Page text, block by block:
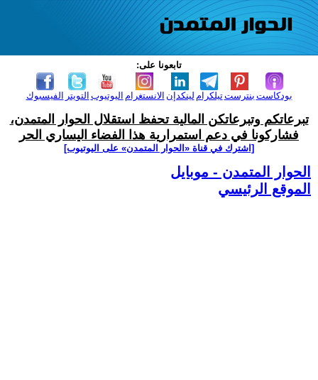
تابعونا على:
الفيسبوك التويتر اليوتيوب الانستغرام لينكدإن تيلكرامبنترست بودكاست
تبرعاتكم وتبرعاتكن المالية تحفظ استقلال الحوار المتمدن،
فشاركونا في دعم استمرارية هذا الفضاء اليساري الحر
[اشترك في قناة ‫«الحوار المتمدن» على اليوتيوب]
الحوار المتمدن - موبايل
الموقع الرئيسي